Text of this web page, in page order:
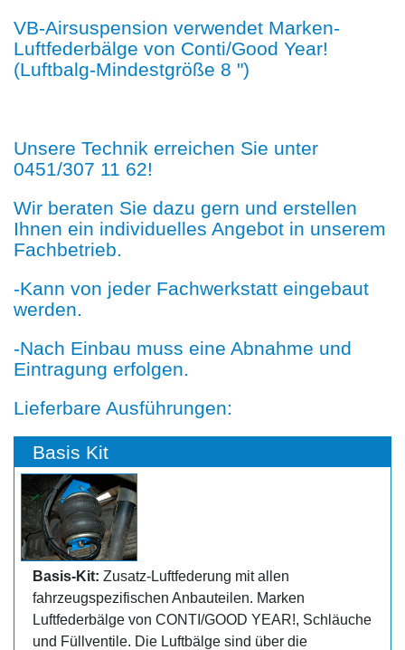
VB-Airsuspension verwendet Marken-
Luftfederbälge von Conti/Good Year!
(Luftbalg-Mindestgröße 8 ")
Unsere Technik erreichen Sie unter
0451/307 11 62!
Wir beraten Sie dazu gern und erstellen
Ihnen ein individuelles Angebot in unserem
Fachbetrieb.
-Kann von jeder Fachwerkstatt eingebaut
werden.
-Nach Einbau muss eine Abnahme und
Eintragung erfolgen.
Lieferbare Ausführungen:
Basis Kit
Basis-Kit: Zusatz-Luftfederung mit allen
fahrzeugspezifischen Anbauteilen. Marken
Luftfederbälge von CONTI/GOOD YEAR!, Schläuche
und Füllventile. Die Luftbälge sind über die